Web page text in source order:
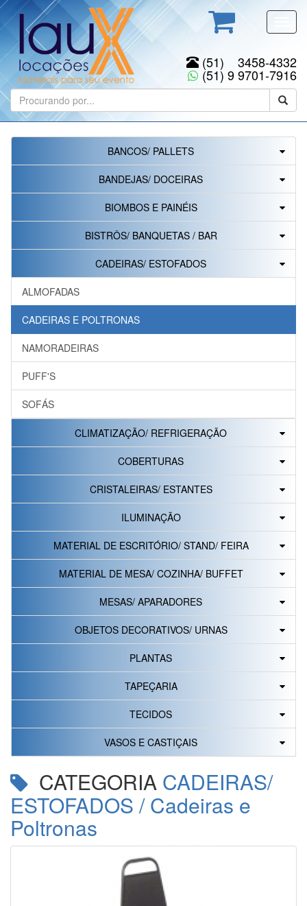
(51) 3458-4332
(51) 9 9701-7916
BANCOS/ PALLETS
BANDEJAS/ DOCEIRAS
BIOMBOS E PAINÉIS
BISTRÔS/ BANQUETAS / BAR
CADEIRAS/ ESTOFADOS
ALMOFADAS
CADEIRAS E POLTRONAS
NAMORADEIRAS
PUFF'S
SOFÁS
CLIMATIZAÇÃO/ REFRIGERAÇÃO
COBERTURAS
CRISTALEIRAS/ ESTANTES
ILUMINAÇÃO
MATERIAL DE ESCRITÓRIO/ STAND/ FEIRA
MATERIAL DE MESA/ COZINHA/ BUFFET
MESAS/ APARADORES
OBJETOS DECORATIVOS/ URNAS
PLANTAS
TAPEÇARIA
TECIDOS
VASOS E CASTIÇAIS
CATEGORIA CADEIRAS/
ESTOFADOS / Cadeiras e
Poltronas